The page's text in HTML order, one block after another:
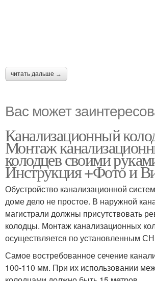
читать дальше →
Вас может
Канализационный
Монтаж
колодцев своими
Инструкция +Фото и
Обустройство канализационной
доме дело не простое. В наружной
магистрали должны присутствовать
колодцы. Монтаж канализационных
осуществляется по установленным
Самое востребованное сечение
100-110 мм. При их использовании